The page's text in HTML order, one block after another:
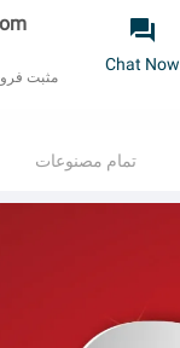
86% مثبت

Chat Now
تمام مصنوعات